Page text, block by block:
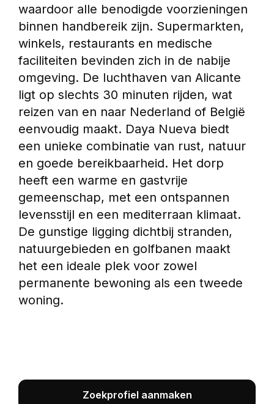
waardoor alle benodigde voorzieningen
binnen handbereik zijn. Supermarkten,
winkels, restaurants en medische
faciliteiten bevinden zich in de nabije
omgeving. De luchthaven van Alicante
ligt op slechts 30 minuten rijden, wat
reizen van en naar Nederland of België
eenvoudig maakt. Daya Nueva biedt
een unieke combinatie van rust, natuur
en goede bereikbaarheid. Het dorp
heeft een warme en gastvrije
gemeenschap, met een ontspannen
levensstijl en een mediterraan klimaat.
De gunstige ligging dichtbij stranden,
natuurgebieden en golfbanen maakt
het een ideale plek voor zowel
permanente bewoning als een tweede
woning.
Zoekprofiel aanmaken